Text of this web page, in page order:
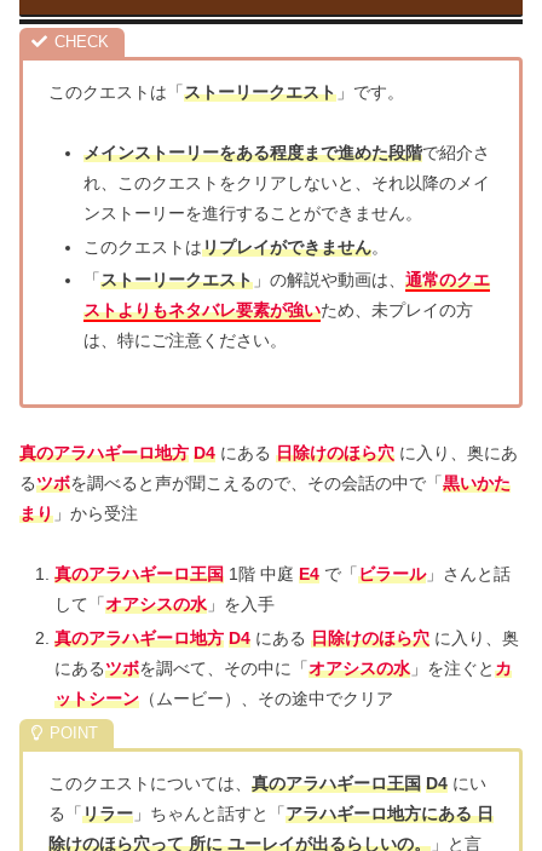
このクエストは「ストーリークエスト 」です。
メインストーリーをある程度まで進めた段階で紹介さ
れ、このクエストをクリアしないと、それ以降のメイ
ンストーリーを進行することができません。
このクエストはリプレイができません。
「ストーリークエスト」の解説や動画は、 通常のクエ
ストよりもネタバレ要素が強いため、未プレイの方
は、特にご注意ください。
真のアラハギーロ地方 D4 にある 日除けのほら穴 に入り、奥にあ
るツボを調べると声が聞こえるので、その会話の中で「黒いかた
まり 」から受注
真のアラハギーロ王国1階 中庭 E4で「ビラール」さんと話
して「オアシスの水」を入手
真のアラハギーロ地方 D4にある 日除けのほら穴に入り、奥
にあるツボを調べて、その中に「オアシスの水」を注ぐとカ
ットシーン（ムービー）、その途中でクリア
このクエストについては、 真のアラハギーロ王国 D4 にい
る「リラー 」ちゃんと話すと「アラハギーロ地方にある 日
除けのほら穴って 所に ユーレイが出るらしいの。 」と言